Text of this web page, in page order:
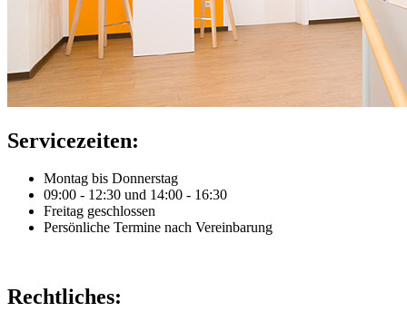
Servicezeiten:
Montag bis Donnerstag
09:00 - 12:30 und 14:00 - 16:30
Freitag geschlossen
Persönliche Termine nach Vereinbarung
Rechtliches: